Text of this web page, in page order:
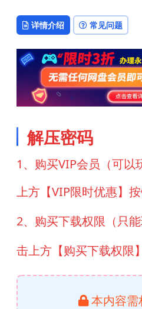
详情介绍 常见问题
解压密码
1、购买VIP会员（可以
上方【VIP限时优惠】
2、购买下载权限（只
击上方【购买下载权限
本内容